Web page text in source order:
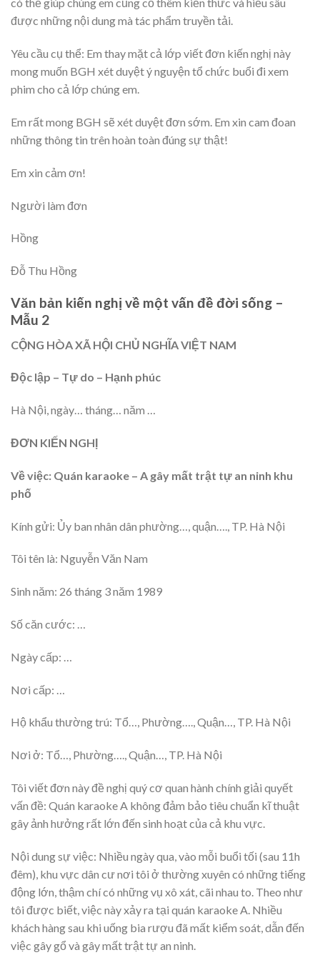
có thể giúp chúng em củng cố thêm kiến thức và hiểu sâu
được những nội dung mà tác phẩm truyền tải.
Yêu cầu cụ thể: Em thay mặt cả lớp viết đơn kiến nghị này
mong muốn BGH xét duyệt ý nguyện tổ chức buổi đi xem
phim cho cả lớp chúng em.
Em rất mong BGH sẽ xét duyệt đơn sớm. Em xin cam đoan
những thông tin trên hoàn toàn đúng sự thật!
Em xin cảm ơn!
Người làm đơn
Hồng
Đỗ Thu Hồng
Văn bản kiến nghị về một vấn đề đời sống –
Mẫu 2
CỘNG HÒA XÃ HỘI CHỦ NGHĨA VIỆT NAM
Độc lập – Tự do – Hạnh phúc
Hà Nội, ngày… tháng… năm …
ĐƠN KIẾN NGHỊ
Về việc: Quán karaoke – A gây mất trật tự an ninh khu
phố
Kính gửi: Ủy ban nhân dân phường…, quận…., TP. Hà Nội
Tôi tên là: Nguyễn Văn Nam
Sinh năm: 26 tháng 3 năm 1989
Số căn cước: …
Ngày cấp: …
Nơi cấp: …
Hộ khẩu thường trú: Tổ…, Phường…., Quận…, TP. Hà Nội
Nơi ở: Tổ…, Phường…., Quận…, TP. Hà Nội
Tôi viết đơn này đề nghị quý cơ quan hành chính giải quyết
vấn đề: Quán karaoke A không đảm bảo tiêu chuẩn kĩ thuật
gây ảnh hưởng rất lớn đến sinh hoạt của cả khu vực.
Nội dung sự việc: Nhiều ngày qua, vào mỗi buổi tối (sau 11h
đêm), khu vực dân cư nơi tôi ở thường xuyên có những tiếng
động lớn, thậm chí có những vụ xô xát, cãi nhau to. Theo như
tôi được biết, việc này xảy ra tại quán karaoke A. Nhiều
khách hàng sau khi uống bia rượu đã mất kiểm soát, dẫn đến
việc gây gổ và gây mất trật tự an ninh.